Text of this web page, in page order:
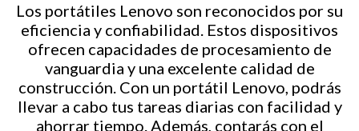
Los portátiles Lenovo son reconocidos por su
eficiencia y confiabilidad. Estos dispositivos
ofrecen capacidades de procesamiento de
vanguardia y una excelente calidad de
construcción. Con un portátil Lenovo, podrás
llevar a cabo tus tareas diarias con facilidad y
ahorrar tiempo. Además, contarás con el